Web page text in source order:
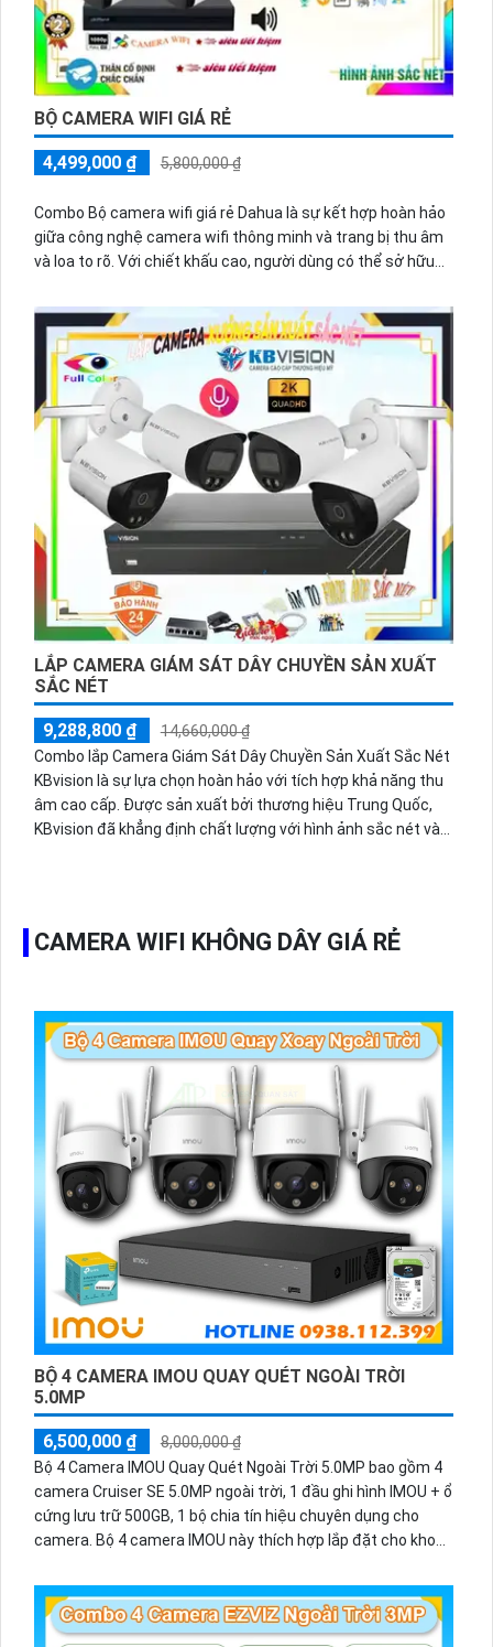
BỘ CAMERA WIFI GIÁ RẺ
4,499,000 ₫ 5,800,000 ₫
Combo Bộ camera wifi giá rẻ Dahua là sự kết hợp hoàn hảo
giữa công nghệ camera wifi thông minh và trang bị thu âm
và loa to rõ. Với chiết khấu cao, người dùng có thể sở hữu
cả phải chăng.
Camera Dahua đảm bảo chất lượng hình ảnh màu sắc
trung thực, cho phép người dùng giám sát và ghi lại những
khoảnh khắc quan trọng một cách rõ nét. Đặc biệt, với tính
năng wifi, camera có thể kết nối đến mạng internet đơn
giản và tiện lợi, giúp người dùng dễ dàng xem và điều khiển
từ xa thông qua điện thoại di động.
Bên cạnh đó, việc trang bị thu âm và loa to rõ cho phép
người dùng không chỉ quan sát mà còn có thể nghe và nói
chuyện trực tiếp với những người ở nơi camera đặt. Điều
này mang lại sự thuận tiện và an toàn cho gia đình hay văn
phòng của bạn.
Với Combo Bộ camera wifi giá rẻ Dahua, bạn sẽ có trải
nghiệm tuyệt vời về hình ảnh và âm thanh với mức giá hợp
LẮP CAMERA GIÁM SÁT DÂY CHUYỀN SẢN XUẤT
SẮC NÉT
9,288,800 ₫
14,660,000 ₫
Combo lắp Camera Giám Sát Dây Chuyền Sản Xuất Sắc Nét
KBvision là sự lựa chọn hoàn hảo với tích hợp khả năng thu
âm cao cấp. Được sản xuất bởi thương hiệu Trung Quốc,
KBvision đã khẳng định chất lượng với hình ảnh sắc nét và
chỉ có được sự an toàn mà còn trải nghiệm công nghệ tiên
tiến và đáng tin cậy nhất.
CAMERA WIFI KHÔNG DÂY GIÁ RẺ
BỘ 4 CAMERA IMOU QUAY QUÉT NGOÀI TRỜI
5.0MP
6,500,000 ₫
8,000,000 ₫
Bộ 4 Camera IMOU Quay Quét Ngoài Trời 5.0MP bao gồm 4
camera Cruiser SE 5.0MP ngoài trời, 1 đầu ghi hình IMOU + ổ
cứng lưu trữ 500GB, 1 bộ chia tín hiệu chuyên dụng cho
camera. Bộ 4 camera IMOU này thích hợp lắp đặt cho kho
trời.